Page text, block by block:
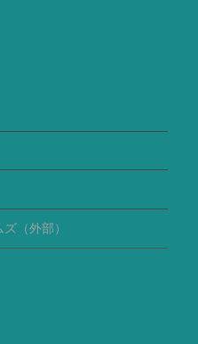
（外部）